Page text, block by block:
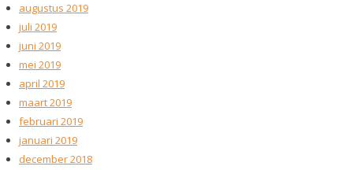
augustus 2019
juli 2019
juni 2019
mei 2019
april 2019
maart 2019
februari 2019
januari 2019
december 2018